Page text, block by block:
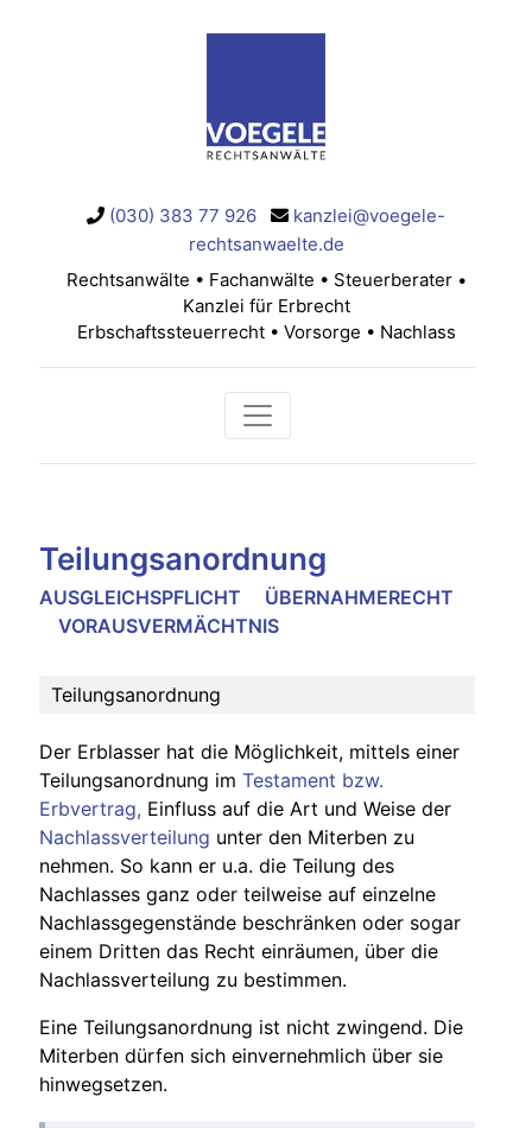
(030) 383 77 926
kanzlei@voegele-
rechtsanwaelte.de
Rechtsanwälte • Fachanwälte • Steuerberater •
Kanzlei für Erbrecht
Erbschaftssteuerrecht • Vorsorge • Nachlass
Teilungsanordnung
AUSGLEICHSPFLICHT ÜBERNAHMERECHT
VORAUSVERMÄCHTNIS
Teilungsanordnung
Der Erblasser hat die Möglichkeit, mittels einer
Teilungsanordnung im Testament bzw.
Erbvertrag, Einfluss auf die Art und Weise der
Nachlassverteilung unter den Miterben zu
nehmen. So kann er u.a. die Teilung des
Nachlasses ganz oder teilweise auf einzelne
Nachlassgegenstände beschränken oder sogar
einem Dritten das Recht einräumen, über die
Nachlassverteilung zu bestimmen.
Eine Teilungsanordnung ist nicht zwingend. Die
Miterben dürfen sich einvernehmlich über sie
hinwegsetzen.